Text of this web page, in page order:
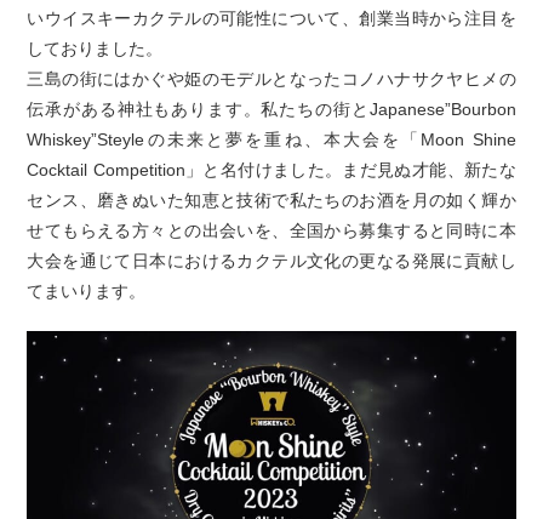
いウイスキーカクテルの可能性について、創業当時から注目を
しておりました。
三島の街にはかぐや姫のモデルとなったコノハナサクヤヒメの
伝承がある神社もあります。私たちの街とJapanese”Bourbon
Whiskey”Steyleの未来と夢を重ね、本大会を「Moon Shine
Cocktail Competition」と名付けました。まだ見ぬ才能、新たな
センス、磨きぬいた知恵と技術で私たちのお酒を月の如く輝か
せてもらえる方々との出会いを、全国から募集すると同時に本
大会を通じて日本におけるカクテル文化の更なる発展に貢献し
てまいります。